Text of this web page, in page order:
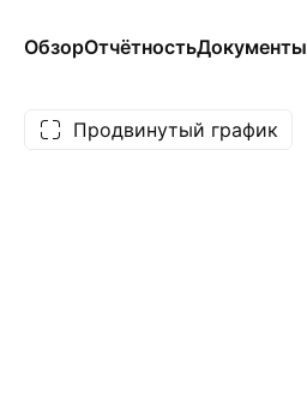
ОбзорОтчётностьДокументы
Продвинутый график